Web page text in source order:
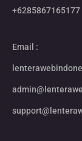
+6285867165177
Email :